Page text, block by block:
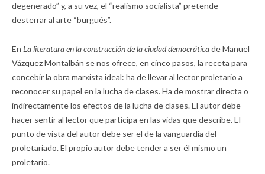
degenerado” y, a su vez, el “realismo socialista” pretende
desterrar al arte “burgués”.
En La literatura en la construcción de la ciudad democráticade Manuel
Vázquez Montalbán se nos ofrece, en cinco pasos, la receta para
concebir la obra marxista ideal: ha de llevar al lector proletario a
reconocer su papel en la lucha de clases. Ha de mostrar directa o
indirectamente los efectos de la lucha de clases. El autor debe
hacer sentir al lector que participa en las vidas que describe. El
punto de vista del autor debe ser el de la vanguardia del
proletariado. El propio autor debe tender a ser él mismo un
proletario.